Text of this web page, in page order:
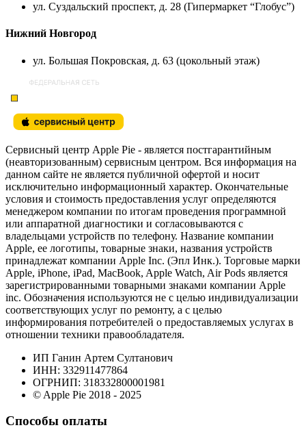
ул. Суздальский проспект, д. 28 (Гипермаркет “Глобус”)
Нижний Новгород
ул. Большая Покровская, д. 63 (цокольный этаж)
Сервисный центр Apple Pie - является постгарантийным
(неавторизованным) сервисным центром. Вся информация на
данном сайте не является публичной офертой и носит
исключительно информационный характер. Окончательные
условия и стоимость предоставления услуг определяются
менеджером компании по итогам проведения программной
или аппаратной диагностики и согласовываются с
владельцами устройств по телефону. Название компании
Apple, ее логотипы, товарные знаки, названия устройств
принадлежат компании Apple Inc. (Эпл Инк.). Торговые марки
Apple, iPhone, iPad, MacBook, Apple Watch, Air Pods является
зарегистрированными товарными знаками компании Apple
inc. Обозначения используются не с целью индивидуализации
соответствующих услуг по ремонту, а с целью
информирования потребителей о предоставляемых услугах в
отношении техники правообладателя.
ИП Ганин Артем Султанович
ИНН: 332911477864
ОГРНИП: 318332800001981
© Apple Pie 2018 - 2025
Способы оплаты